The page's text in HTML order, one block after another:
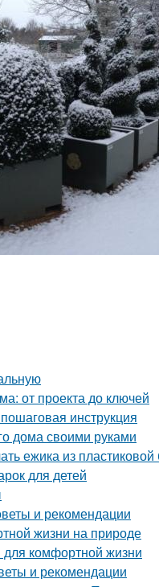
от проекта до ключей
инструкция
дома своими руками
ежика из пластиковой
для детей
и рекомендации
жизни на природе
комфортной жизни
и рекомендации